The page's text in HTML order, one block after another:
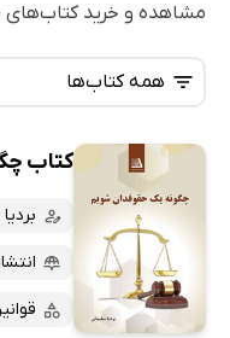
مشاهده و خرید کتاب‌های
همه کتاب‌ها
همه کتاب‌ها
کتاب‌های صوتی
کتاب‌های متنی
کتاب